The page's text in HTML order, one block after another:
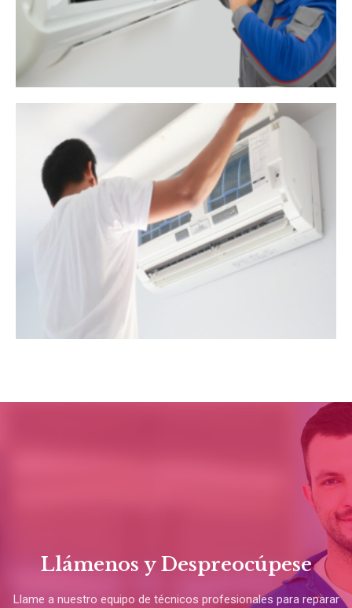
Llámenos y Despreocúpese
Llame a nuestro equipo de técnicos profesionales para reparar